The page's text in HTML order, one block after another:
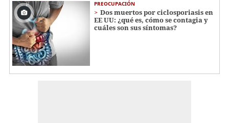
PREOCUPACIÓN
Dos muertos por ciclosporiasis en
EE UU: ¿qué es, cómo se contagia y
cuáles son sus síntomas?